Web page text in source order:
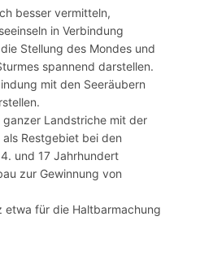
besser vermitteln,
in Verbindung
Stellung des Mondes und
spannend darstellen.
mit den Seeräubern
Landstriche mit der
Restgebiet bei den
und 17 Jahrhundert
zur Gewinnung von
etwa für die Haltbarmachung